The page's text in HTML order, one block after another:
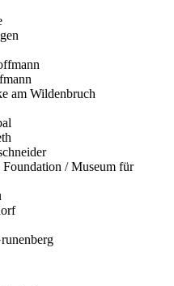
am Wildenbruch
/ Museum für